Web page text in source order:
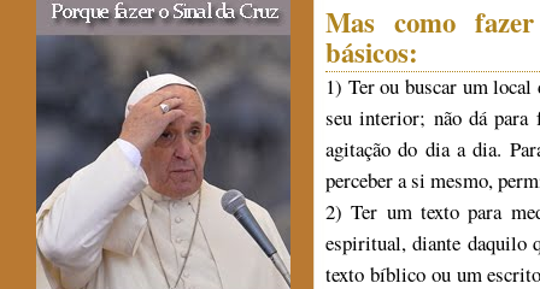
Mas como
básicos:
1) Ter ou buscar um local
seu interior; não dá para
agitação do dia a dia.
perceber a si mesmo,
2) Ter um texto para
espiritual, diante daquilo
texto bíblico ou um